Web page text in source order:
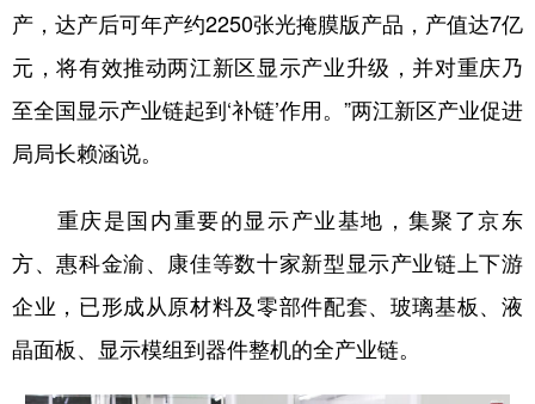
产，达产后可年产约2250张光掩膜版产品，产值达7亿
元，将有效推动两江新区显示产业升级，并对重庆乃
至全国显示产业链起到‘补链’作用。”两江新区产业促进
局局长赖涵说。
重庆是国内重要的显示产业基地，集聚了京东
方、惠科金渝、康佳等数十家新型显示产业链上下游
企业，已形成从原材料及零部件配套、玻璃基板、液
晶面板、显示模组到器件整机的全产业链。